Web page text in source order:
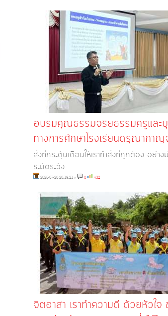
อบรมคุณธรรมจริยธรรมครูและ
ทางการศึกษาโรงเรียนดรุณากา
สิ่งที่กระตุ้นเตือนให้เราทำสิ่งที่ถูกต้อง อย่าง
ระมัดระวัง
2025-07-20 20:19:21» 0 432
จิตอาสา เราทำความดี ด้วยหัวใ